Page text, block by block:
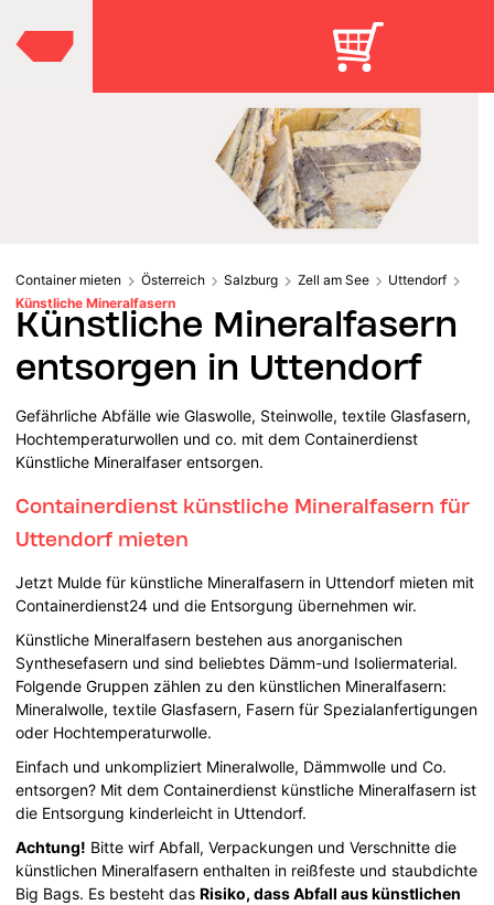
Container mieten Österreich Salzburg Zell am See
Uttendorf
Künstliche Mineralfasern
Künstliche Mineralfasern
entsorgen in Uttendorf
Gefährliche Abfälle wie Glaswolle, Steinwolle, textile Glasfasern,
Hochtemperaturwollen und co. mit dem Containerdienst
Künstliche Mineralfaser entsorgen.
Containerdienst künstliche Mineralfasern für
Uttendorf mieten
Jetzt Mulde für künstliche Mineralfasern in Uttendorf mieten mit
Containerdienst24 und die Entsorgung übernehmen wir.
Künstliche Mineralfasern bestehen aus anorganischen
Synthesefasern und sind beliebtes Dämm-und Isoliermaterial.
Folgende Gruppen zählen zu den künstlichen Mineralfasern:
Mineralwolle, textile Glasfasern, Fasern für Spezialanfertigungen
oder Hochtemperaturwolle.
Einfach und unkompliziert Mineralwolle, Dämmwolle und Co.
entsorgen? Mit dem Containerdienst künstliche Mineralfasern ist
die Entsorgung kinderleicht in Uttendorf.
Achtung! Bitte wirf Abfall, Verpackungen und Verschnitte die
künstlichen Mineralfasern enthalten in reißfeste und staubdichte
Big Bags. Es besteht dasRisiko, dass Abfall aus künstlichen